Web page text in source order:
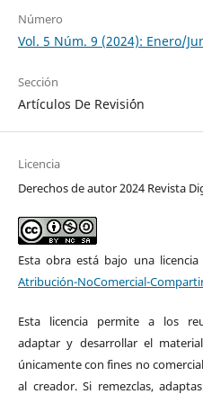
Número
Vol. 5 Núm. 9 (2024): Enero/
Sección
Artículos De Revisi´ón
Licencia
Derechos de autor 2024 Revista
Esta obra está bajo una licencia
Atribución-NoComercial-
Esta licencia permite a los
adaptar y desarrollar el
únicamente con fines no
al creador. Si remezclas,